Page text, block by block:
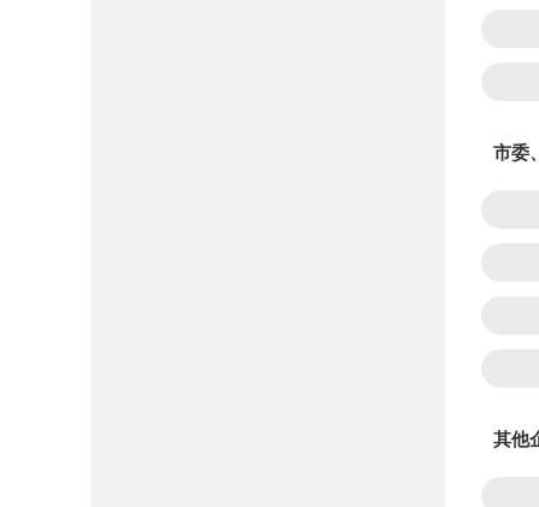
市委
其他